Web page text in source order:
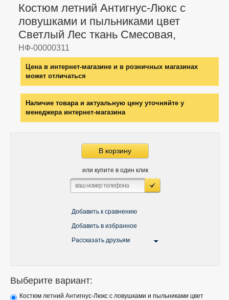
Костюм летний Антигнус-Люкс с
ловушками и пыльниками цвет
Светлый Лес ткань Смесовая,
НФ-00000311
Цена в интернет-магазине и в розничных магазинах
может отличаться
Наличие товара и актуальную цену уточняйте у
менеджера интернет-магазина
В корзину
или купите в один клик
Добавить к сравнению
Добавить в избранное
Рассказать друзьям
Выберите вариант:
Костюм летний Антигнус-Люкс с ловушками и пыльниками цвет